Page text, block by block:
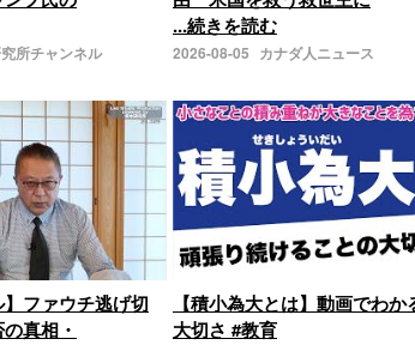
所チャンネル
...続きを読む
2026-08-05 カナダ人ニュース
】ファウチ逃げ切
真相・
【積小為大とは】動画でわか
大切さ #教育